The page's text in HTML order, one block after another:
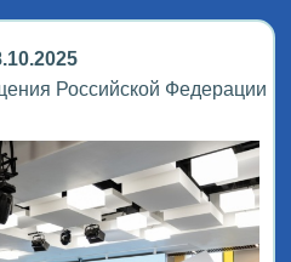
Российской Федерации